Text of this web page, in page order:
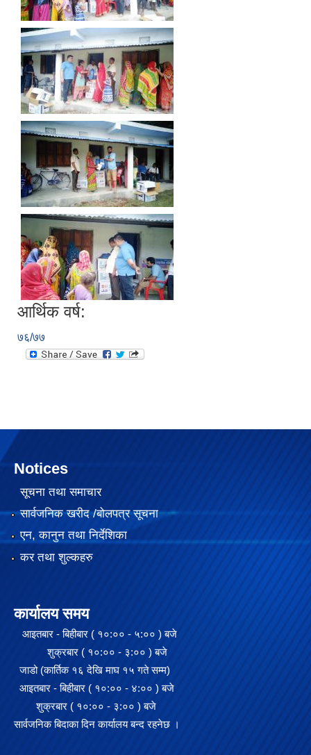
आर्थिक वर्ष:
७६/७७
Notices
सूचना तथा समाचार
सार्वजनिक खरीद /बोलपत्र सूचना
एन, कानुन तथा निर्देशिका
कर तथा शुल्कहरु
कार्यालय समय
आइतबार - बिहीबार ( १०:०० - ५:०० ) बजे
शुक्रबार ( १०:०० - ३:०० ) बजे
जाडो (कार्तिक १६ देखि माघ १५ गते सम्म)
आइतबार - बिहीबार ( १०:०० - ४:०० ) बजे
शुक्रबार ( १०:०० - ३:०० ) बजे
सार्वजनिक बिदाका दिन कार्यालय बन्द रहनेछ ।